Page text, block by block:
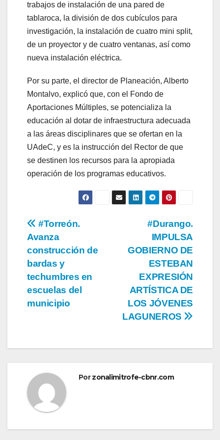
trabajos de instalación de una pared de
tablaroca, la división de dos cubículos para
investigación, la instalación de cuatro mini split,
de un proyector y de cuatro ventanas, así como
nueva instalación eléctrica.
Por su parte, el director de Planeación, Alberto
Montalvo, explicó que, con el Fondo de
Aportaciones Múltiples, se potencializa la
educación al dotar de infraestructura adecuada
a las áreas disciplinares que se ofertan en la
UAdeC, y es la instrucción del Rector de que
se destinen los recursos para la apropiada
operación de los programas educativos.
Navegación
de
entradas
#Durango.
IMPULSA
GOBIERNO DE
ESTEBAN
EXPRESIÓN
ARTÍSTICA DE
LOS JÓVENES
LAGUNEROS
#Torreón.
Avanza
construcción de
bardas y
techumbres en
escuelas del
municipio
Porzonalimitrofe-cbnr.com